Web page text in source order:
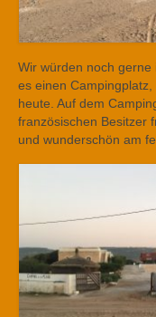
Wir würden noch
es einen
heute. Auf dem
französischen Besitzer
und wunderschön am